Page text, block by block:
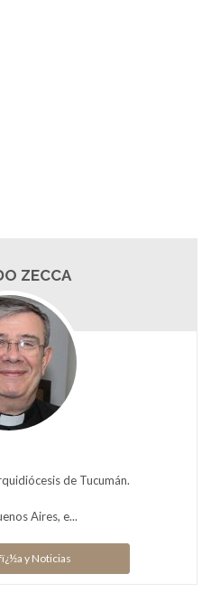
ZECCA
de Tucumán.
Aires, e...
y Noticias